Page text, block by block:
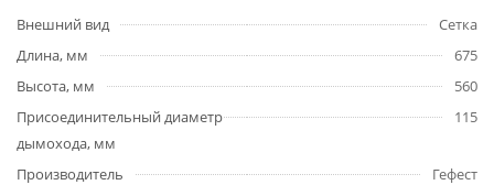
Внешний вид
Сетка
Длина, мм
675
Высота, мм
560
Присоединительный диаметр
дымохода, мм
115
Производитель Гефест